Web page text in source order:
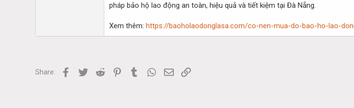
pháp bảo hộ lao động an toàn, hiệu quả và tiết kiệm tại Đà Nẵng.
Xem thêm: https://baoholaodonglasa.com/co-nen-mua-do-bao-ho-lao-
Share: Facebook
Twitter Reddit PinterestTumblr WhatsApp
Email